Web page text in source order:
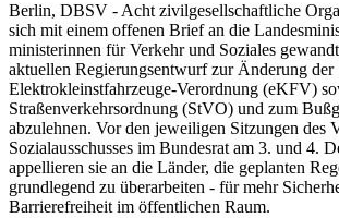
Berlin, DBSV - Acht zivilgesellschaftliche
sich mit einem offenen Brief an die
ministerinnen für Verkehr und Soziales
aktuellen Regierungsentwurf zur Änderung der
Elektrokleinstfahrzeuge-Verordnung (eKFV)
Straßenverkehrsordnung (StVO) und zum
abzulehnen. Vor den jeweiligen Sitzungen des
Sozialausschusses im Bundesrat am 3. und 4.
appellieren sie an die Länder, die geplanten
grundlegend zu überarbeiten - für mehr
Barrierefreiheit im öffentlichen Raum.